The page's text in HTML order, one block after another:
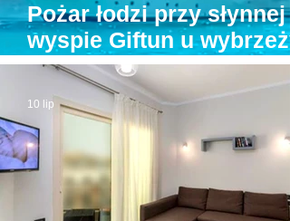
Pożar łodzi przy słynnej
wyspie Giftun u wybrzeży
Hurghady. Na pokładzie
było kilkunastu turystów
10 lip